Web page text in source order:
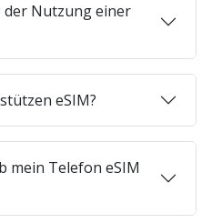
der Nutzung einer
eSIM?
mein Telefon eSIM